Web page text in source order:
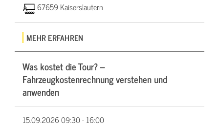
67659 Kaiserslautern
MEHR ERFAHREN
Was kostet die Tour? –
Fahrzeugkostenrechnung verstehen und
anwenden
15.09.202609:30 - 16:00